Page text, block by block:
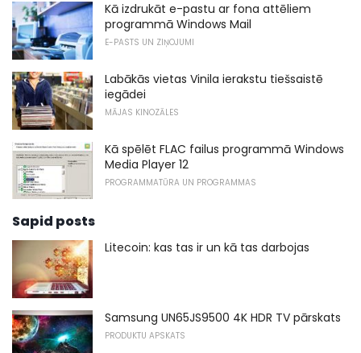
Kā izdrukāt e-pastu ar fona attēliem
programmā Windows Mail
E-PASTS UN ZIŅOJUMI
Labākās vietas Vinila ierakstu tiešsaistē
iegādei
MĀJAS KINOZĀLES
Kā spēlēt FLAC failus programmā Windows
Media Player 12
PROGRAMMATŪRA UN PROGRAMMAS
Sapid posts
Litecoin: kas tas ir un kā tas darbojas
Samsung UN65JS9500 4K HDR TV pārskats
PRODUKTU APSKATS